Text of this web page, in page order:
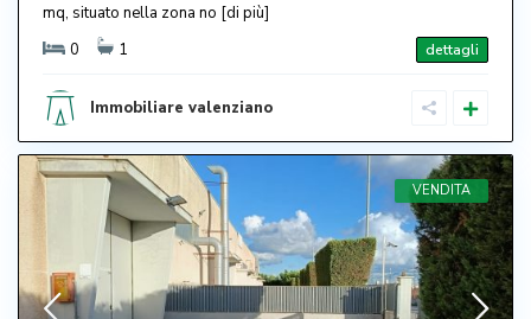
mq, situato nella zona no [di più]
0
1 dettagli
Immobiliare valenziano
VENDITA